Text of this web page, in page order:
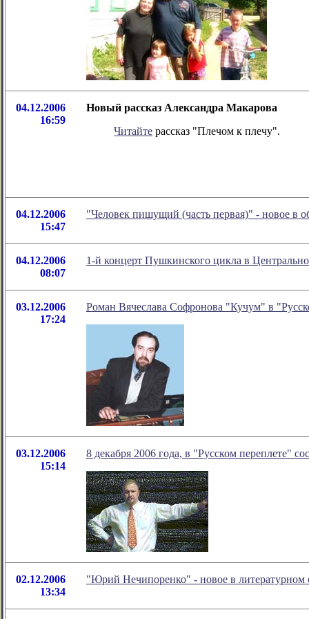
04.12.2006
16:59
Новый рассказ Александра Макарова
Читайте рассказ "Плечом к плечу".
04.12.2006
15:47
"Человек пишущий (часть первая)" - новое в
04.12.2006
08:07
1-й концерт Пушкинского цикла в
03.12.2006
17:24
Роман Вячеслава Софронова "Кучум" в
03.12.2006
15:14
8 декабря 2006 года, в "Русском переплете"
02.12.2006
13:34
"Юрий Нечипоренко" - новое в